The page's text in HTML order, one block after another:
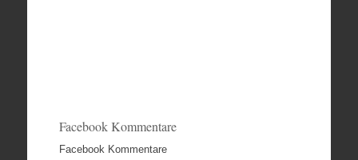
Facebook Kommentare
Facebook Kommentare